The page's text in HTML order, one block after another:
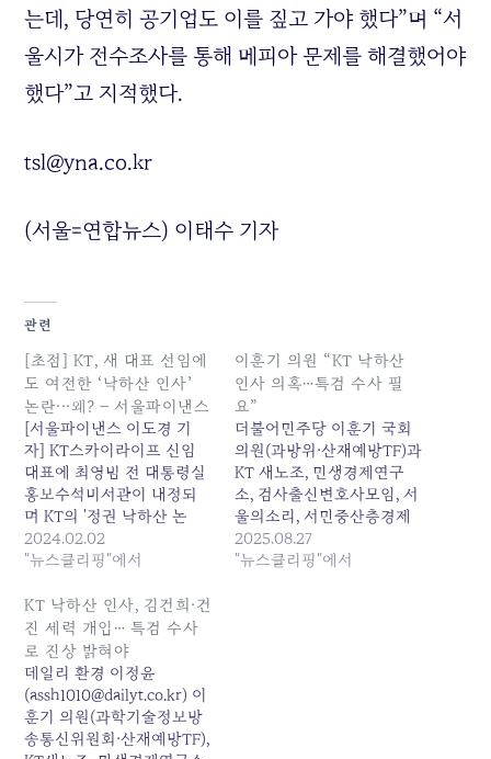
는데, 당연히 공기업도 이를 짚고 가야 했다”며 “서
울시가 전수조사를 통해 메피아 문제를 해결했어야
했다”고 지적했다.
tsl@yna.co.kr
(서울=연합뉴스) 이태수 기자
관련
[초점] KT, 새 대표 선임에
도 여전한 ‘낙하산 인사’
논란···왜? – 서울파이낸스
[서울파이낸스 이도경 기
자] KT스카이라이프 신임
대표에 최영범 전 대통령실
홍보수석비서관이 내정되
며 KT의 '정권 낙하산 논
란'이 또 다시 불거지고 있
다. 2일 업계에 따르면 KT스
사에 최영범 전 대통령실 홍
보수석비서관을 내정했다
고 밝혔다. 인사혁신처에 따
르면 최 전 홍보수석은 정부
공직자윤리위원회 1월 퇴직
공직자 취업심사를 통과했
다.1960년생으로 성균관대
2024.02.02
"뉴스클리핑"에서
이훈기 의원 “KT 낙하산
인사 의혹…특검 수사 필
요”
더불어민주당 이훈기 국회
의원(과방위·산재예방TF)과
KT 새노조, 민생경제연구
소, 검사출신변호사모임, 서
울의소리, 서민중산층경제
연대는 27일 국회 소통관에
서 공동 기자회견을 열고,
2025.08.27
"뉴스클리핑"에서
KT 낙하산 인사, 김건희·건
진 세력 개입… 특검 수사
로 진상 밝혀야
데일리 환경 이정윤
(assh1010@dailyt.co.kr) 이
훈기 의원(과학기술정보방
송통신위원회·산재예방TF),